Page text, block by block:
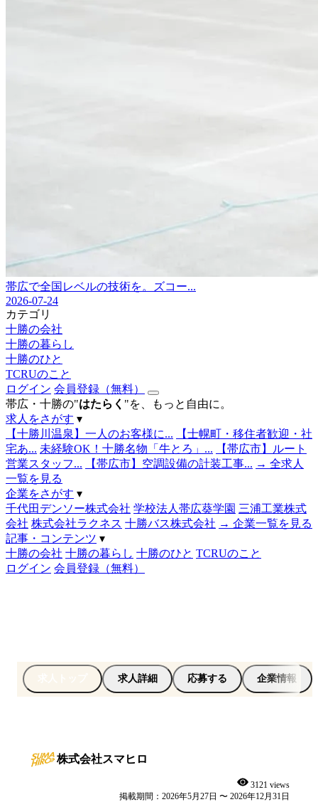
帯広で全国レベルの技術を。ズコー...
2026-07-24
カテゴリ
十勝の会社
十勝の暮らし
十勝のひと
TCRUのこと
ログイン 会員登録（無料）
帯広・十勝の"はたらく "を、もっと自由に。
求人をさがす ▾
【十勝川温泉】一人のお客様に...
【士幌町・移住者歓迎・社
宅あ... 未経験OK！十勝名物「牛とろ」...
【帯広市】ルート
営業スタッフ...
【帯広市】空調設備の計装工事... → 全求人
一覧を見る
企業をさがす ▾
千代田デンソー株式会社 学校法人帯広葵学園 三浦工業株式
会社 株式会社ラクネス 十勝バス株式会社 → 企業一覧を見る
記事・コンテンツ ▾
十勝の会社 十勝の暮らし 十勝のひと TCRUのこと
ログイン 会員登録（無料）
求人詳細 応募する 企業情報
株式会社スマヒロ
3121 views
掲載期間：2026年5月27日 〜 2026年12月31日